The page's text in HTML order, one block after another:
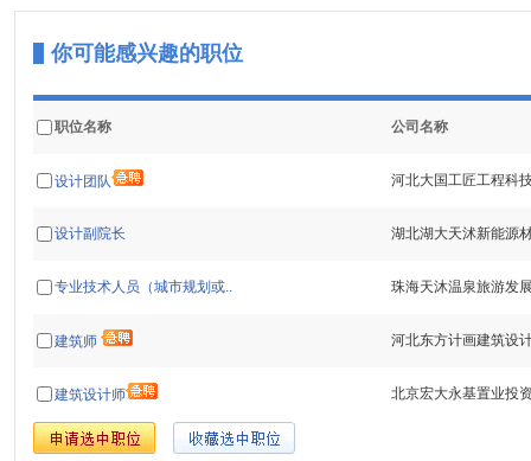
你可能感兴趣的职位
职位名称 公司名称
设计团队 河北大国工匠工程科
设计副院长 湖北湖大天沭新能源
专业技术人员（城市规划或.. 珠海天沐温泉旅游发
建筑师 河北东方计画建筑设
建筑设计师 北京宏大永基置业投